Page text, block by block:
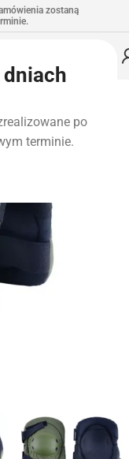
po
terminie.
zostaną